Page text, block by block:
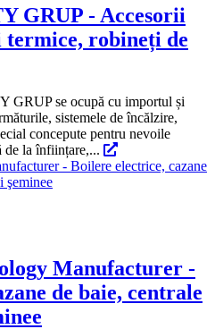
GRUP - Accesorii
robineți de
se ocupă cu importul și
sistemele de încălzire,
concepute pentru nevoile
de la înființare,...
Manufacturer -
de baie, centrale